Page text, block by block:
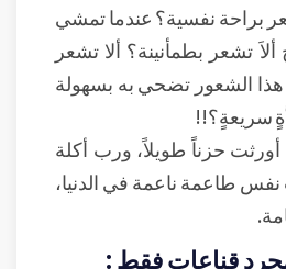
براحة نفسية؟ عندما تمشي
تشعر بطمأنينة؟ ألا تشعر
الشعور تضحي به بسهولة
سريعةٍ؟!!
حزناً طويلاً، ورب أكلة
طاعمة ناعمة في الدنيا،
قناعات فقط :